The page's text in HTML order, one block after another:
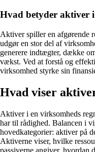
Hvad betyder aktiver
Aktiver spiller en afgørende
udgør en stor del af
generere indtægter, dække
vækst. Ved at forstå og
virksomhed styrke sin
Hvad viser
Aktiver i en virksomheds
har til rådighed. Balancen i
hovedkategorier: aktiver på
Aktiverne viser, hvilke
passiverne angiver, hvordan